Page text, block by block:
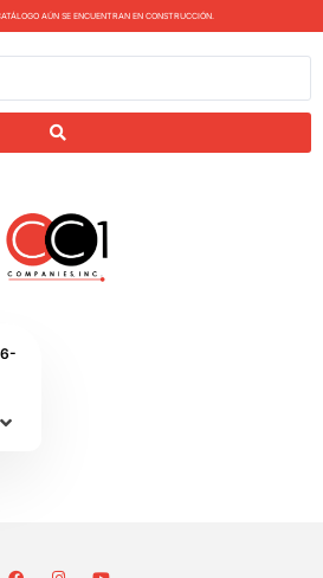
AÚN SE ENCUENTRAN EN CONSTRUCCIÓN.